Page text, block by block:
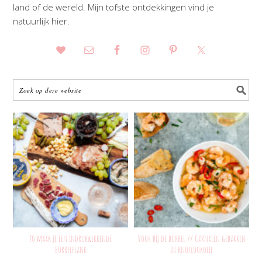
land of de wereld. Mijn tofste ontdekkingen vind je
natuurlijk hier.
Zo maak je een indrukwekkende
borrelplank
Voor bij de borrel // Garnalen gebakken
in knoflookolie